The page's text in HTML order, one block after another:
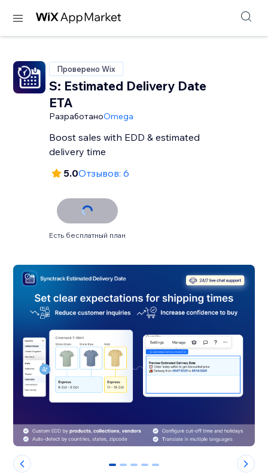
Проверено Wix
S: Estimated Delivery Date
ETA
РазработаноOmega
Boost sales with EDD & estimated
delivery time
5.0Отзывов: 6
Есть бесплатный план
0 1 2 3 4